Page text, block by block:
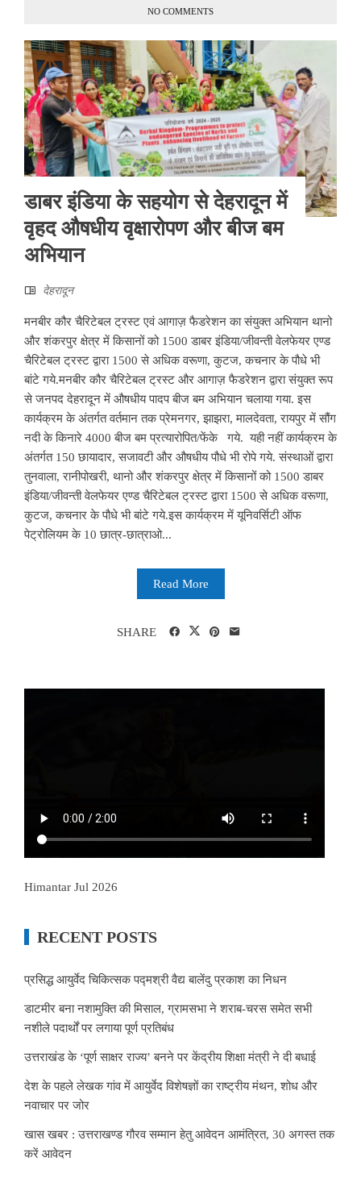
NO COMMENTS
डाबर इंडिया के सहयोग से देहरादून में
वृहद औषधीय वृक्षारोपण और बीज बम
अभियान
देहरादून
मनबीर कौर चैरिटेबल ट्रस्ट एवं आगाज़ फैडरेशन का संयुक्त अभियान थानो
और शंकरपुर क्षेत्र में किसानों को 1500 डाबर इंडिया/जीवन्ती वेलफेयर एण्ड
चैरिटेबल ट्रस्ट द्वारा 1500 से अधिक वरूणा, कुटज, कचनार के पौधे भी
बांटे गये.मनबीर कौर चैरिटेबल ट्रस्ट और आगाज़ फैडरेशन द्वारा संयुक्त रूप
से जनपद देहरादून में औषधीय पादप बीज बम अभियान चलाया गया. इस
कार्यक्रम के अंतर्गत वर्तमान तक प्रेमनगर, झाझरा, मालदेवता, रायपुर में सौंग
नदी के किनारे 4000 बीज बम प्रत्यारोपित/फेंके गये. यही नहीं कार्यक्रम के
अंतर्गत 150 छायादार, सजावटी और औषधीय पौधे भी रोपे गये. संस्थाओं द्वारा
तुनवाला, रानीपोखरी, थानो और शंकरपुर क्षेत्र में किसानों को 1500 डाबर
इंडिया/जीवन्ती वेलफेयर एण्ड चैरिटेबल ट्रस्ट द्वारा 1500 से अधिक वरूणा,
कुटज, कचनार के पौधे भी बांटे गये.इस कार्यक्रम में यूनिवर्सिटी ऑफ
पेट्रोलियम के 10 छात्र-छात्राओ...
Read More
SHARE
Himantar Jul 2026
RECENT POSTS
प्रसिद्ध आयुर्वेद चिकित्सक पद्मश्री वैद्य बालेंदु प्रकाश का निधन
डाटमीर बना नशामुक्ति की मिसाल, ग्रामसभा ने शराब-चरस समेत सभी
नशीले पदार्थों पर लगाया पूर्ण प्रतिबंध
उत्तराखंड के ‘पूर्ण साक्षर राज्य’ बनने पर केंद्रीय शिक्षा मंत्री ने दी बधाई
देश के पहले लेखक गांव में आयुर्वेद विशेषज्ञों का राष्ट्रीय मंथन, शोध और
नवाचार पर जोर
खास खबर : उत्तराखण्ड गौरव सम्मान हेतु आवेदन आमंत्रित, 30 अगस्त तक
करें आवेदन